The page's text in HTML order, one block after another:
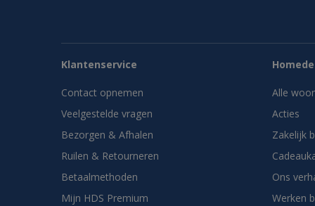
Klantenservice
Contact opnemen
Veelgestelde vragen
Bezorgen & Afhalen
Ruilen & Retourneren
Betaalmethoden
Mijn HDS Premium
Alle
Acties
Zakelijk
Ons
Werken